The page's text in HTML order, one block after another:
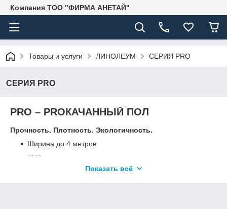
Компания ТОО "ФИРМА АНЕТАЙ"
Товары и услуги ЛИНОЛЕУМ СЕРИЯ PRO
СЕРИЯ PRO
PRO – PROКАЧАННЫЙ ПОЛ
Прочность. Плотность. Экологичность.
Ширина до 4 метров
КМ2
Показать всё